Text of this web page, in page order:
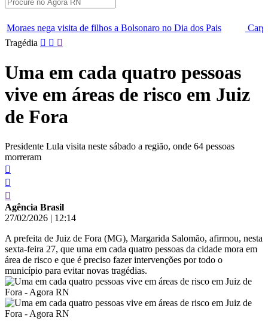
filhos a Bolsonaro no Dia dos Pais
Carga extra de
Pular
para
conteúdo
Tragédia
Uma em cada quatro pessoas
vive em áreas de risco em Juiz
de Fora
Presidente Lula visita neste sábado a região, onde 64 pessoas
morreram
Agência Brasil
27/02/2026 | 12:14
A prefeita de Juiz de Fora (MG), Margarida Salomão, afirmou, nesta
sexta-feira 27, que uma em cada quatro pessoas da cidade mora em
área de risco e que é preciso fazer intervenções por todo o
município para evitar novas tragédias.